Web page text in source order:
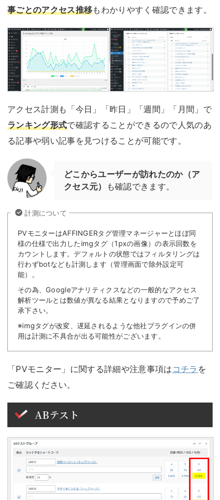
事ごとのアクセス推移もわかりやすく確認できます。
アクセス計測も「今日」「昨日」「週間」「月間」で
ランキング形式で確認することができるので人気のあ
る記事や弱い記事を見つけることが可能です。
どこからユーザーが訪れたのか（ア
クセス元）
も確認できます。
計測について
PVモニターはAFFINGERタグ管理マネージャーとほぼ同
様の仕様で出力したimgタグ（1pxの画像）の表示回数を
カウントします。デフォルトの状態ではフィルタリングは
行わずbotなども計測します（管理画面で除外設定可
能）。
その為、Googleアナリティクスなどの一般的なアクセス
解析ツールとは数値が異なる結果となりますので予めご了
承下さい。
※imgタグが改変、遅延されるような他社プラグインの併
用は計測に不具合が出る可能性がございます。
「PVモニター」に関する詳細や注意事項は コチラ を
ご確認ください。
ABテスト